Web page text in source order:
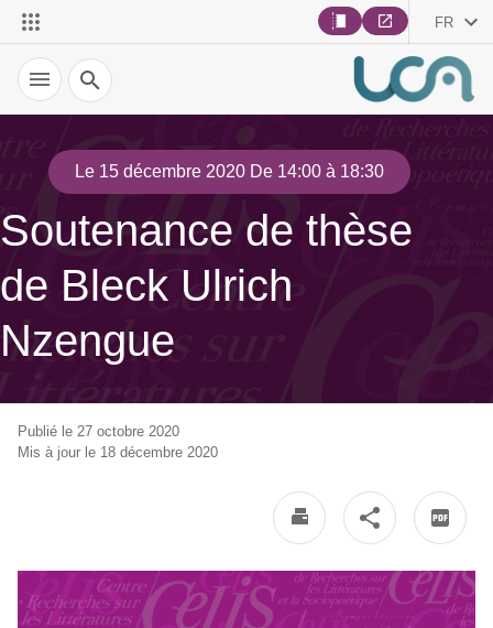
FR
Recherche
Le 15 décembre 2020 De 14:00 à 18:30
Soutenance de thèse
de Bleck Ulrich
Nzengue
Publié le 27 octobre 2020
Mis à jour le 18 décembre 2020